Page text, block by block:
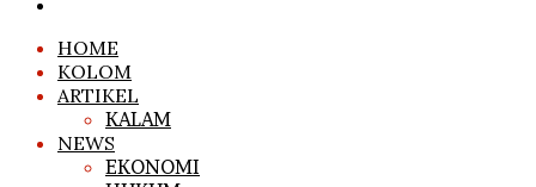
HOME
KOLOM
ARTIKEL
KALAM
NEWS
EKONOMI